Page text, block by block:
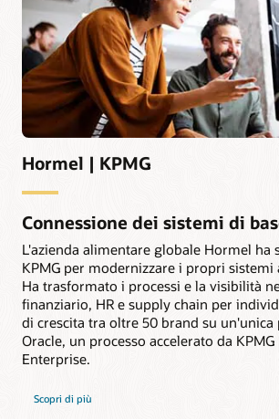
Hormel | KPMG
Connessione dei sistemi di
L'azienda alimentare globale Hormel ha
KPMG per modernizzare i propri sistemi
Ha trasformato i processi e la visibilità
finanziario, HR e supply chain per
di crescita tra oltre 50 brand su
Oracle, un processo accelerato da KPMG
Enterprise.
Scopri di più